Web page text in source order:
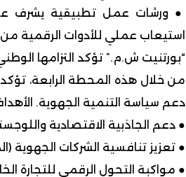
استيعاب عملي للأدوات الرقمية
“بورتنيت ش.م.” تؤكد التزامها
دعم سياسة التنمية الجهوية.
● دعم الجاذبية الاقتصادية
● تعزيز تنافسية الشركات الجهوية
● مواكبة التحول الرقمي للتجارة